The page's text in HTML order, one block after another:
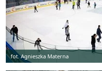
fot. Agnieszka Materna